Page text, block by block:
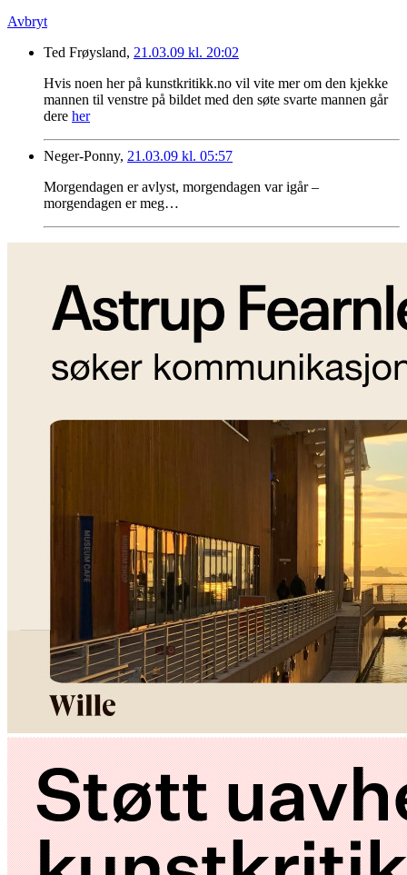
Avbryt
Ted Frøysland, 21.03.09 kl. 20:02
Hvis noen her på kunstkritikk.no vil vite mer om den kjekke
mannen til venstre på bildet med den søte svarte mannen går
dere her
Neger-Ponny, 21.03.09 kl. 05:57
Morgendagen er avlyst, morgendagen var igår –
morgendagen er meg…